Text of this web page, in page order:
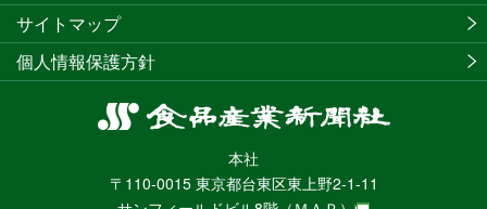
食
産
業
本社
〒110-0015 東京都台東区東上野2-1-11
サイトマップ
個人情報保護方針